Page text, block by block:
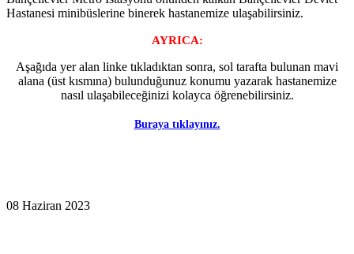
Hastanesi minibüslerine binerek hastanemize ulaşabilirsiniz.
AYRICA:
Aşağıda yer alan linke tıkladıktan sonra, sol tarafta bulunan mavi
alana (üst kısmına) bulunduğunuz konumu yazarak hastanemize
nasıl ulaşabileceğinizi kolayca öğrenebilirsiniz.
Buraya tıklayınız.
08 Haziran 2023